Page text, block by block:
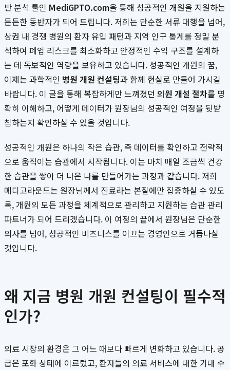
반 분석 툴인 MediGPTO.com을 통해 성공적인 개원을 지원하는
든든한 동반자가 되어 드립니다. 저희는 단순한 서류 대행을 넘어,
상권 내 경쟁 병원의 환자 유입 패턴과 지역 인구 통계를 정밀 분
석하여 폐업 리스크를 최소화하고 안정적인 수익 구조를 설계하
는 데 독보적인 역량을 보유하고 있습니다. 성공적인 개원의 꿈,
이제는 과학적인 병원 개원 컨설팅과 함께 현실로 만들어 가시길
바랍니다. 이 글을 통해 복잡하게만 느껴졌던 의원 개설 절차를 명
확히 이해하고, 어떻게 데이터가 원장님의 성공적인 여정을 뒷받
침하는지 확인하실 수 있을 것입니다.
성공적인 개원은 하나의 작은 습관, 즉 데이터를 확인하고 전략적
으로 움직이는 습관에서 시작됩니다. 이는 마치 매일 조금씩 건강
한 습관을 쌓아 더 나은 나를 만들어가는 과정과 같습니다. 저희
메디고라운드는 원장님께서 진료라는 본질에만 집중하실 수 있도
록, 개원의 모든 과정을 체계적으로 관리하고 지원하는 습관 관리
파트너가 되어 드리겠습니다. 이 여정의 끝에서 원장님은 단순한
의사를 넘어, 성공적인 비즈니스를 이끄는 경영인으로 거듭나실
것입니다.
왜 지금 병원 개원 컨설팅이 필수적
인가?
의료 시장의 환경은 그 어느 때보다 빠르게 변화하고 있습니다. 공
급은 포화 상태에 이르렀고, 환자들의 의료 서비스에 대한 기대 수